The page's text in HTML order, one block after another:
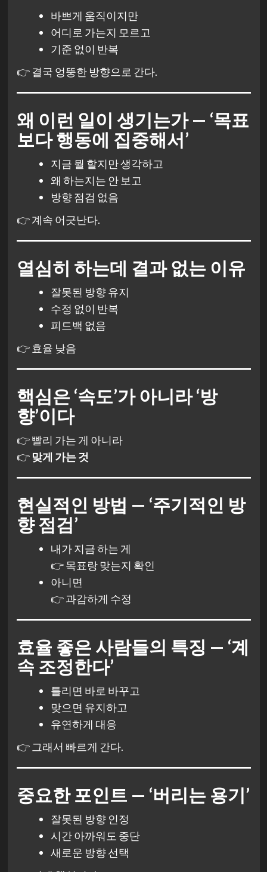
바쁘게 움직이지만
어디로 가는지 모르고
기준 없이 반복
👉 결국 엉뚱한 방향으로 간다.
왜 이런 일이 생기는가 — ‘목표
보다 행동에 집중해서’
지금 뭘 할지만 생각하고
왜 하는지는 안 보고
방향 점검 없음
👉 계속 어긋난다.
열심히 하는데 결과 없는 이유
잘못된 방향 유지
수정 없이 반복
피드백 없음
👉 효율 낮음
핵심은 ‘속도’가 아니라 ‘방
향’이다
👉 빨리 가는 게 아니라
👉 맞게 가는 것
현실적인 방법 — ‘주기적인 방
향 점검’
내가 지금 하는 게
👉 목표랑 맞는지 확인
아니면
👉 과감하게 수정
효율 좋은 사람들의 특징 — ‘계
속 조정한다’
틀리면 바로 바꾸고
맞으면 유지하고
유연하게 대응
👉 그래서 빠르게 간다.
중요한 포인트 — ‘버리는 용기’
잘못된 방향 인정
시간 아까워도 중단
새로운 방향 선택